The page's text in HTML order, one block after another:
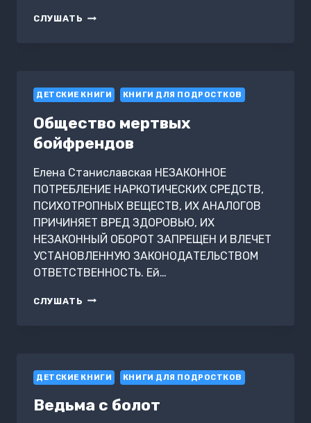
СЛУШАТЬ НЕСУСВЕТНЫЕ.
ДЕТСКИЕ КНИГИ КНИГИ ДЛЯ ПОДРОСТКОВ
Общество мертвых
бойфрендов
Елена Станиславская НЕЗАКОННОЕ
ПОТРЕБЛЕНИЕ НАРКОТИЧЕСКИХ СРЕДСТВ,
ПСИХОТРОПНЫХ ВЕЩЕСТВ, ИХ АНАЛОГОВ
ПРИЧИНЯЕТ ВРЕД ЗДОРОВЬЮ, ИХ
НЕЗАКОННЫЙ ОБОРОТ ЗАПРЕЩЕН И ВЛЕЧЕТ
УСТАНОВЛЕННУЮ ЗАКОНОДАТЕЛЬСТВОМ
ОТВЕТСТВЕННОСТЬ. Ей…
СЛУШАТЬ ОБЩЕСТВО
ДЕТСКИЕ КНИГИ КНИГИ ДЛЯ ПОДРОСТКОВ
Ведьма с болот